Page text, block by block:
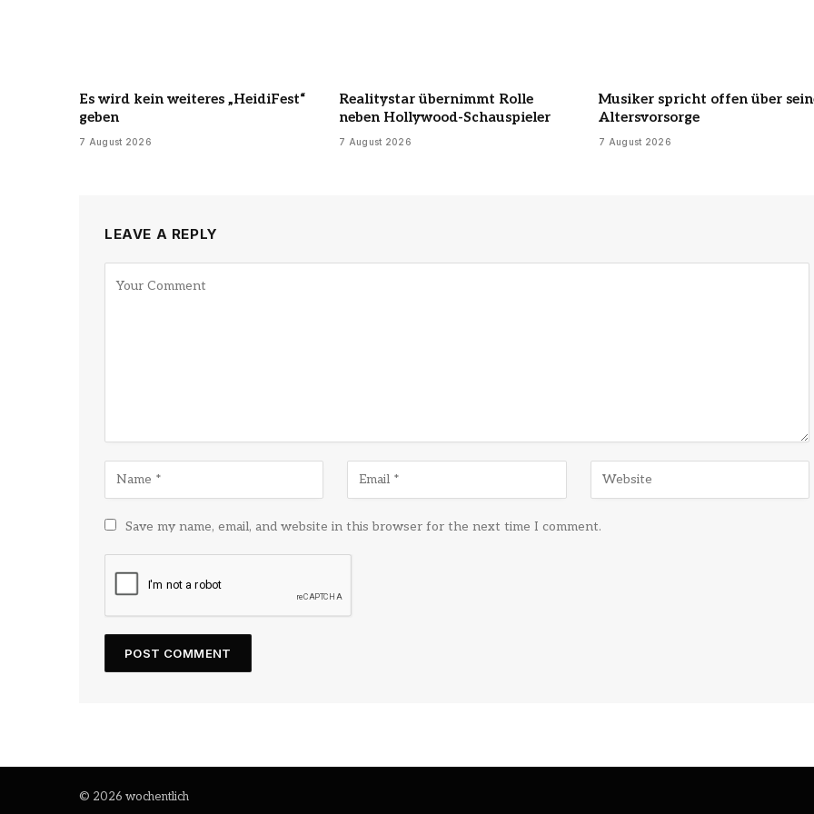
Es wird kein weiteres „HeidiFest“
geben
7 August 2026
Realitystar übernimmt Rolle
neben Hollywood-Schauspieler
7 August 2026
Musiker spricht offen über
Altersvorsorge
7 August 2026
LEAVE A REPLY
Save my name, email, and website in this browser for the next time I comment.
© 2026 wochentlich